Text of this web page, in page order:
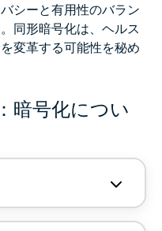
シーと有用性のバラン
同形暗号化は、ヘルス
変革する可能性を秘め
暗号化につい